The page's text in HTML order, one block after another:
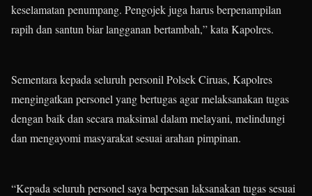
keselamatan penumpang. Pengojek juga harus berpenampilan
rapih dan santun biar langganan bertambah,” kata Kapolres.
Sementara kepada seluruh personil Polsek Ciruas, Kapolres
mengingatkan personel yang bertugas agar melaksanakan tugas
dengan baik dan secara maksimal dalam melayani, melindungi
dan mengayomi masyarakat sesuai arahan pimpinan.
“Kepada seluruh personel saya berpesan laksanakan tugas sesuai